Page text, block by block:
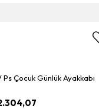
Çocuk Günlük Ayakkabı